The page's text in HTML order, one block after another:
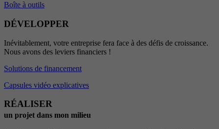
Boîte à outils
DÉVELOPPER
Inévitablement, votre entreprise fera face à des défis de croissance.
Nous avons des leviers financiers !
Solutions de financement
Capsules vidéo explicatives
RÉALISER
un projet dans mon milieu